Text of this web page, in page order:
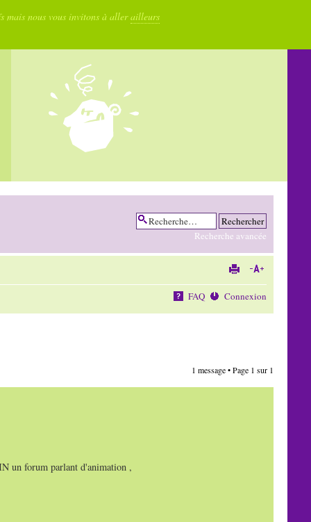
mais nous vous invitons à allerailleurs
Recherche avancée
FAQ Connexion
1 message • Page 1 sur 1
un forum parlant d'animation ,